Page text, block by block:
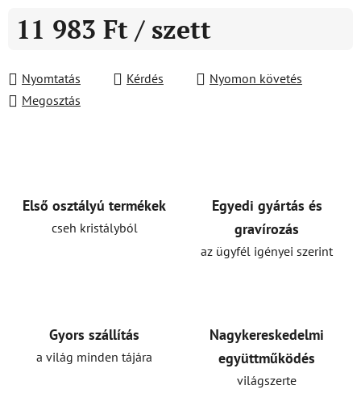
11 983 Ft / szett
Nyomtatás
Kérdés
Nyomon követés
Megosztás
Első osztályú termékek
cseh kristályból
Egyedi gyártás és
gravírozás
az ügyfél igényei szerint
Gyors szállítás
a világ minden tájára
Nagykereskedelmi
együttműködés
világszerte